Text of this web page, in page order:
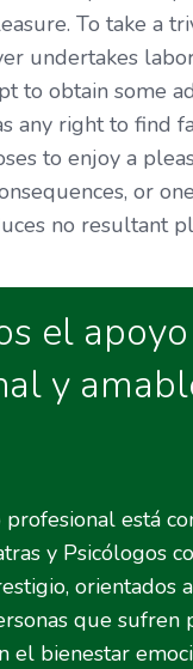
To take a
undertakes
to obtain some
any right to find
to enjoy a
or
no resultant
el apoyo
y
está
y Psicólogos
orientados
que sufren
el bienestar